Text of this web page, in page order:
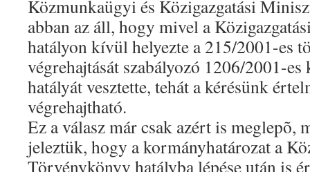
Közmunkaügyi és Közigazgatási
abban az áll, hogy mivel a
hatályon kívül helyezte a 215/2001-es
végrehajtását szabályozó 1206/2001-
hatályát vesztette, tehát a kérésünk
végrehajtható.
Ez a válasz már csak azért is meglepõ,
jeleztük, hogy a kormányhatározat a
Törvénykönyv hatályba lépése után is